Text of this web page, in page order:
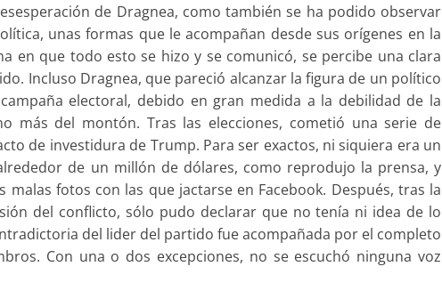
de Dragnea, como también se ha podido observar
unas formas que le acompañan desde sus orígenes en la
en que todo esto se hizo y se comunicó, se percibe una clara
Incluso Dragnea, que pareció alcanzar la figura de un político
electoral, debido en gran medida a la debilidad de la
más del montón. Tras las elecciones, cometió una serie de
de investidura de Trump. Para ser exactos, ni siquiera era un
de un millón de dólares, como reprodujo la prensa, y
fotos con las que jactarse en Facebook. Después, tras la
del conflicto, sólo pudo declarar que no tenía ni idea de lo
del lider del partido fue acompañada por el completo
Con una o dos excepciones, no se escuchó ninguna voz